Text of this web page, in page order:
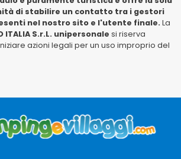
di stabilire un contatto tra i gestori
nel nostro sito e l'utente finale. La
ITALIA S.r.L. unipersonale si riserva
azioni legali per un uso improprio del